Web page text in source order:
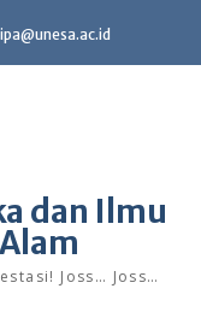
dan Ilmu
Joss… Joss…